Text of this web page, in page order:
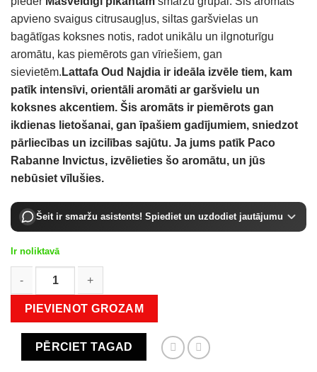
apvieno svaigus citrusaugļus, siltas garšvielas un
bagātīgas koksnes notis, radot unikālu un ilgnoturīgu
aromātu, kas piemērots gan vīriešiem, gan
sievietēm. Lattafa Oud Najdia ir ideāla izvēle tiem, kam
patīk intensīvi, orientāli aromāti ar garšvielu un
koksnes akcentiem. Šis aromāts ir piemērots gan
ikdienas lietošanai, gan īpašiem gadījumiem, sniedzot
pārliecības un izcilības sajūtu. Ja jums patīk Paco
Rabanne Invictus, izvēlieties šo aromātu, un jūs
nebūsiet vīlušies.
Šeit ir smaržu asistents! Spiediet un uzdodiet jautājumu
Ir noliktavā
Lattafa Oud Najdia EDP 100 ml daudzums
PIEVIENOT GROZAM
PĒRCIET TAGAD